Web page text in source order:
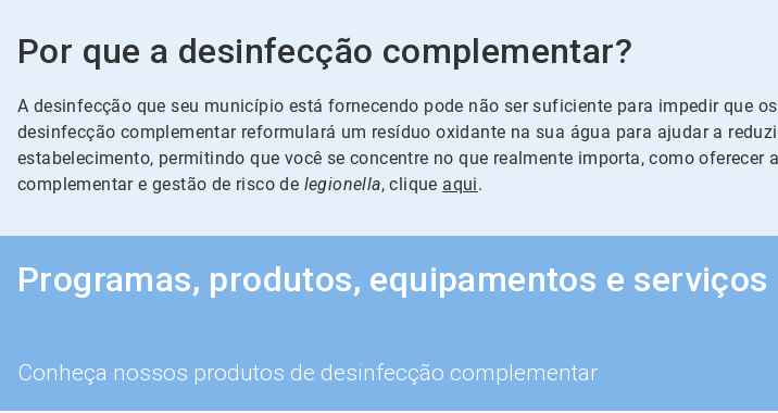
Por que a desinfecção complementar?
A desinfecção que seu município está fornecendo pode não ser suficiente para impedir que
desinfecção complementar reformulará um resíduo oxidante na sua água para ajudar a
estabelecimento, permitindo que você se concentre no que realmente importa, como
complementar e gestão de risco de legionella, clique aqui.
Programas, produtos, equipamentos e serviços
Conheça nossos produtos de desinfecção complementar